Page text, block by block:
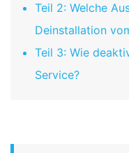
Teil 2: Welche
Deinstallation
Teil 3: Wie
Service?